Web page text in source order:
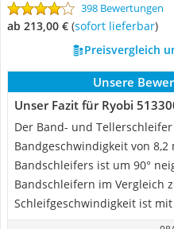
398 Bewertungen
ab 213,00 € ( Sofort lieferbar)
Preisvergleich
Unsere
Unser Fazit für Ryobi
Der Band- und
Bandgeschwindigkeit von 8,2
Bandschleifers ist um 90°
Bandschleifern im Vergleich
Schleifgeschwindigkeit ist